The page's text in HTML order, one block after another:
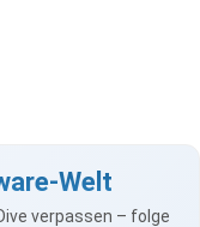
Welt
verpassen – folge